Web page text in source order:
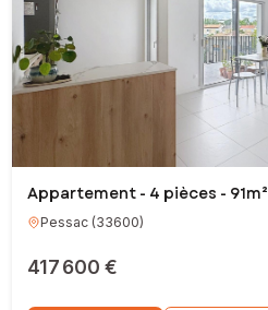
Appartement - 4 pièces - 91m²
Pessac(33600)
417 600 €